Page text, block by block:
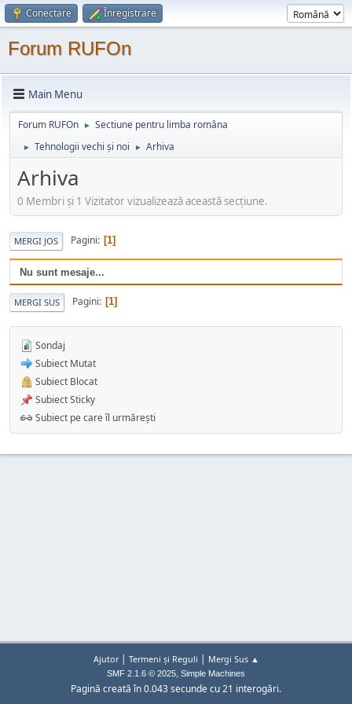
Conectare Înregistrare
Forum RUFOn
Main Menu
Forum RUFOn ► Sectiune pentru limba româna
► Tehnologii vechi și noi ► Arhiva
Arhiva
0 Membri şi 1 Vizitator vizualizează această secțiune.
MERGI JOS Pagini 1
Nu sunt mesaje...
MERGI SUS Pagini 1
Sondaj
Subiect Mutat
Subiect Blocat
Subiect Sticky
Subiect pe care îl urmărești
Ajutor| Termeni și Reguli | Mergi Sus ▲
SMF 2.1.6 © 2025, Simple Machines
Pagină creată în 0.043 secunde cu 21 interogări.